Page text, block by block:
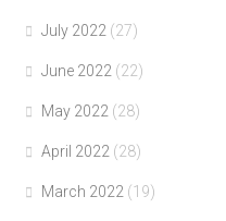
July 2022 (27)
June 2022 (22)
May 2022 (28)
April 2022 (28)
March 2022 (19)